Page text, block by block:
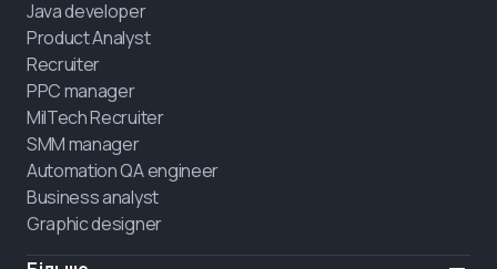
Java developer
Product Analyst
Recruiter
PPC manager
MilTech Recruiter
SMM manager
Automation QA engineer
Business analyst
Graphic designer